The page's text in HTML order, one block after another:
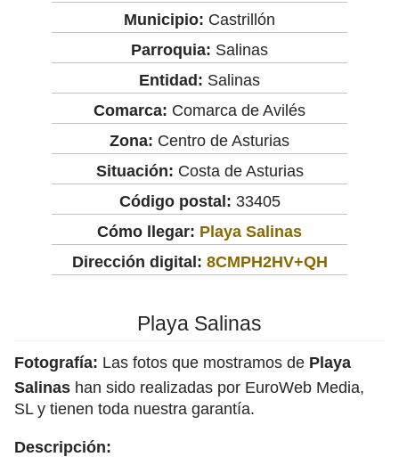
Municipio: Castrillón
Parroquia: Salinas
Entidad: Salinas
Comarca: Comarca de Avilés
Zona: Centro de Asturias
Situación: Costa de Asturias
Código postal: 33405
Cómo llegar: Playa Salinas
Dirección digital: 8CMPH2HV+QH
Playa Salinas
Fotografía: Las fotos que mostramos de Playa
Salinas han sido realizadas por EuroWeb Media,
SL y tienen toda nuestra garantía.
Descripción: